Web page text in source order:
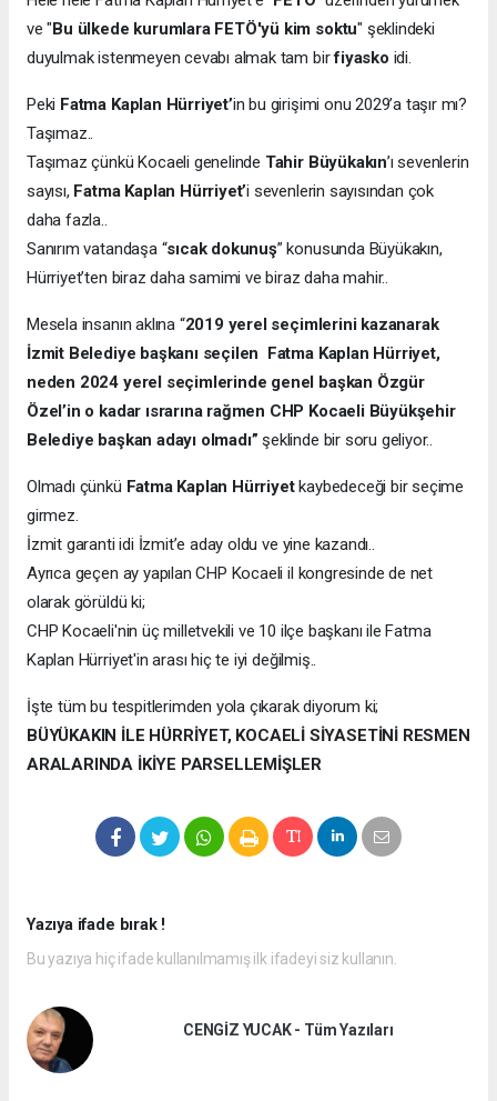
ve "Bu ülkede kurumlara FETÖ'yü kim soktu" şeklindeki
duyulmak istenmeyen cevabı almak tam birfiyasko idi.
Peki Fatma Kaplan Hürriyet’in bu girişimi onu 2029’a taşır mı?
Taşımaz..
Taşımaz çünkü Kocaeli genelinde Tahir Büyükakın’ı sevenlerin
sayısı, Fatma Kaplan Hürriyet’i sevenlerin sayısından çok
daha fazla..
Sanırım vatandaşa “sıcak dokunuş” konusunda Büyükakın,
Hürriyet’ten biraz daha samimi ve biraz daha mahir..
Mesela insanın aklına “2019 yerel seçimlerini kazanarak
İzmit Belediye başkanı seçilen Fatma Kaplan Hürriyet,
neden 2024 yerel seçimlerinde genel başkan Özgür
Özel’in o kadar ısrarına rağmen CHP Kocaeli Büyükşehir
Belediye başkan adayı olmadı”şeklinde bir soru geliyor..
Olmadı çünkü Fatma Kaplan Hürriyetkaybedeceği bir seçime
girmez.
İzmit garanti idi İzmit’e aday oldu ve yine kazandı..
Ayrıca geçen ay yapılan CHP Kocaeli il kongresinde de net
olarak görüldü ki;
CHP Kocaeli'nin üç milletvekili ve 10 ilçe başkanı ile Fatma
Kaplan Hürriyet'in arası hiç te iyi değilmiş..
İşte tüm bu tespitlerimden yola çıkarak diyorum ki;
BÜYÜKAKIN İLE HÜRRİYET, KOCAELİ SİYASETİNİ RESMEN
ARALARINDA İKİYE PARSELLEMİŞLER
Yazıya ifade bırak !
Bu yazıya hiç ifade kullanılmamış ilk ifadeyi siz kullanın.
CENGİZ YUCAK - Tüm Yazıları